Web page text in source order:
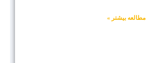
مطالعه بیشتر »